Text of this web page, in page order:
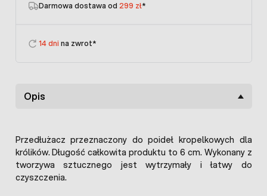
Darmowa dostawa od 299 zł*
14 dni na zwrot*
Opis
Przedłużacz przeznaczony do poideł kropelkowych dla
królików. Długość całkowita produktu to 6 cm. Wykonany z
tworzywa sztucznego jest wytrzymały i łatwy do
czyszczenia.